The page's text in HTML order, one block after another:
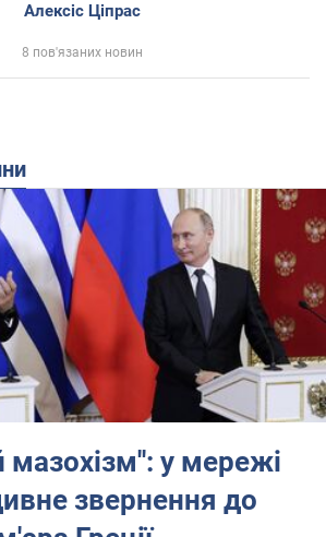
Алексіс Ціпрас
8 пов'язаних новин
мазохізм'': у мережі
звернення до